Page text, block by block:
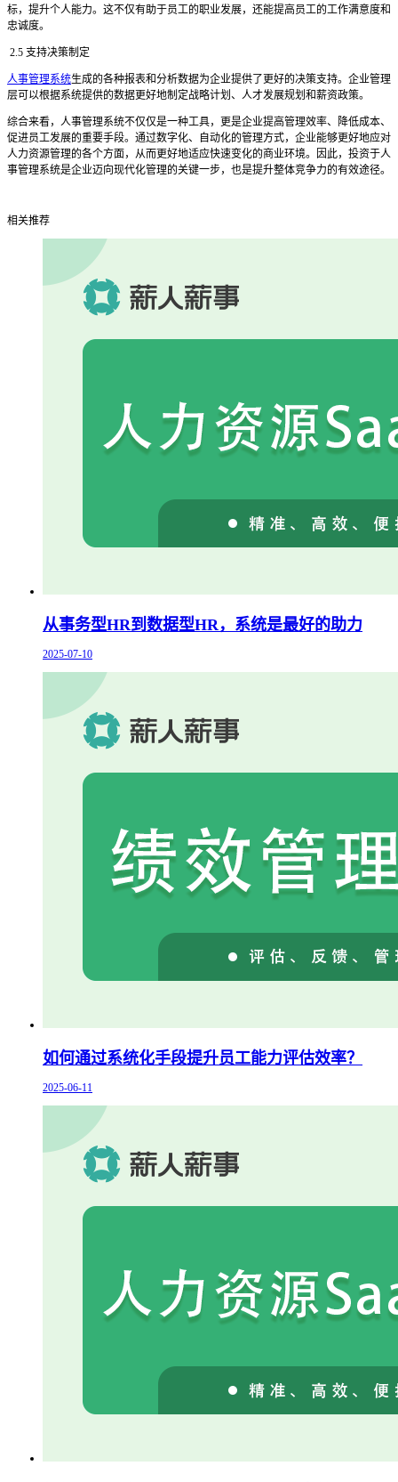
标，提升个人能力。这不仅有助于员工的职业发展，还能提高员工的工作满意度和
忠诚度。
2.5 支持决策制定
人事管理系统生成的各种报表和分析数据为企业提供了更好的决策支持。企业管理
层可以根据系统提供的数据更好地制定战略计划、人才发展规划和薪资政策。
综合来看，人事管理系统不仅仅是一种工具，更是企业提高管理效率、降低成本、
促进员工发展的重要手段。通过数字化、自动化的管理方式，企业能够更好地应对
人力资源管理的各个方面，从而更好地适应快速变化的商业环境。因此，投资于人
事管理系统是企业迈向现代化管理的关键一步，也是提升整体竞争力的有效途径。
相关推荐
从事务型HR到数据型HR，系统是最好的助力
2025-07-10
如何通过系统化手段提升员工能力评估效率？
2025-06-11